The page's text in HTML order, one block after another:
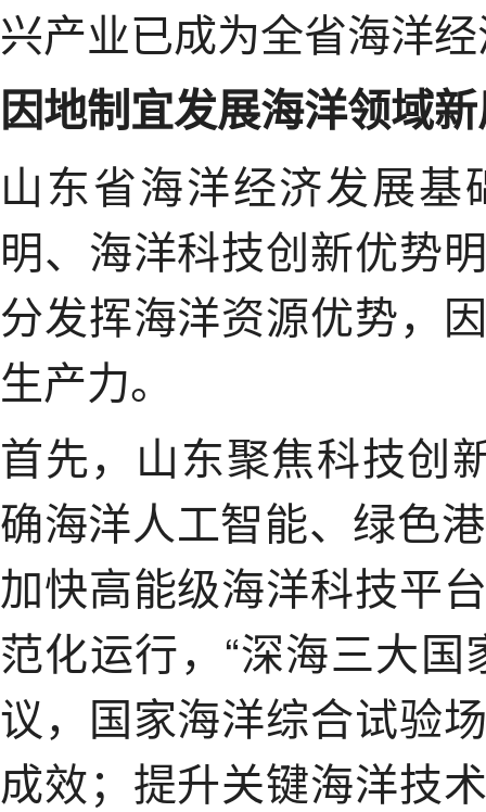
兴产业已成为全省海洋
因地制宜发展海洋领域
山东省海洋经济发展
明、海洋科技创新优势
分发挥海洋资源优势，
生产力。
首先，山东聚焦科技创
确海洋人工智能、绿色
加快高能级海洋科技平
范化运行，“深海三大
议，国家海洋综合试验
成效；提升关键海洋技